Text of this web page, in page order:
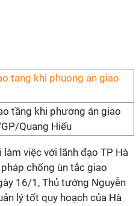
tầng khi phương án giao
Quang Hiếu
việc với lãnh đạo TP Hà
chống ùn tắc giao
16/1, Thủ tướng Nguyễn
lý tốt quy hoạch của Hà